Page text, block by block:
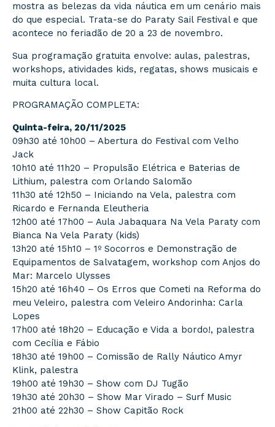
mostra as belezas da vida náutica em um cenário mais
do que especial. Trata-se do Paraty Sail Festival e que
acontece no feriadão de 20 a 23 de novembro.
Sua programação gratuita envolve: aulas, palestras,
workshops, atividades kids, regatas, shows musicais e
muita cultura local.
PROGRAMAÇÃO COMPLETA:
Quinta-feira, 20/11/2025
09h30 até 10h00 – Abertura do Festival com Velho
Jack
10h10 até 11h20 – Propulsão Elétrica e Baterias de
Lithium, palestra com Orlando Salomão
11h30 até 12h50 – Iniciando na Vela, palestra com
Ricardo e Fernanda Eleutheria
12h00 até 17h00 – Aula Jabaquara Na Vela Paraty com
Bianca Na Vela Paraty (kids)
13h20 até 15h10 – 1º Socorros e Demonstração de
Equipamentos de Salvatagem, workshop com Anjos do
Mar: Marcelo Ulysses
15h20 até 16h40 – Os Erros que Cometi na Reforma do
meu Veleiro, palestra com Veleiro Andorinha: Carla
Lopes
17h00 até 18h20 – Educação e Vida a bordo!, palestra
com Cecília e Fábio
18h30 até 19h00 – Comissão de Rally Náutico Amyr
Klink, palestra
19h00 até 19h30 – Show com DJ Tugão
19h30 até 20h30 – Show Mar Virado – Surf Music
21h00 até 22h30 – Show Capitão Rock